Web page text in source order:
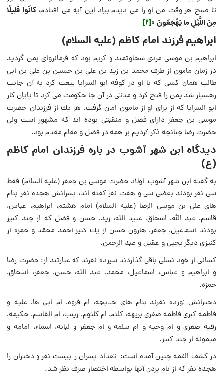
تا صبح هر وقت من او را می دیدم بیاد این آیه مى‏ افتادم،كانُوا قَلِیلًا
مِنَ اللَّیْلِ ما یَهْجَعُونَ »
[2]
ابراهیم فرزند امام کاظم (علیه السلام)
ابراهیم بن موسى مردى سخاوتمند و كریم بود كه فرمانرواى یمن گردید
در زمان مامون از طرف محمد بن زید بن على بن حسین بن على بن ابى
طالب همان كسى كه با او در كوفه ابو السرایا بیعت كرد به آن جانب
رهسپار شد یمن را فتح كرد و مدتى در آن جا حكومت می كرد تا پایان كار
ابو السرایا كه از براى او از مامون امان گرفت. هر یك از فرزندان حضرت
موسى بن جعفر داراى فضل و منقبتى بوده‏ اند كه مشهور است ولى
حضرت رضا چنانچه ذكر كردیم بر همه در فضل و مقام مقدم بود.
دیدگاه ابن شهر آشوب در باره فرزندان امام کاظم
(ع)
به گفته ابن شهر آشوب، اولاد حضرت موسى بن جعفر (علیه السلام) فقط
سى نفر بودند بعضى سى و هفت نفر گفته‏ اند، پسرانش هجده نفر بنام
هاى على بن موسى الرضا (علیه السلام) امام هشتم، ابراهیم، عباس،
قاسم، عبد اللّه، اسحاق، عبید اللّه، زید، حسن و فضل كه از چند كنیز
بودند اسماعیل، جعفر، هارون حسن از یك كنیز احمد محمّد و حمزه از
كنیزى دیگر یحیى و عقیل و عبد الرحمن.
كسانى از خود نسلى باقى گذاردند سیزده نفرند كه عبارتند از: حضرت رضا
و ابراهیم و عباس، اسماعیل، محمد، عبد اللّه، حسن، جعفر، اسحاق،
حمزه.
دخترانش نوزده نفرند بنام هاى خدیجه، ام فروه، ام ابی ها، علیه و
فاطمه كبرى فاطمه صغرى بریهه، كلثم، ام كلثوم، زینب، ام القاسم، حكیمه،
رقیه صغرى و ام وحیه و ام سلمه و ام جعفر و لبانه، اسماء، امامه و
میمونه از چند كنیز.
در كشف الغمه چنین آمده است: تعداد پسران را بیست نفر و دختران را
هجده نفر كه از نام بردن آنها بواسطه اختصار صرف نظر شد.